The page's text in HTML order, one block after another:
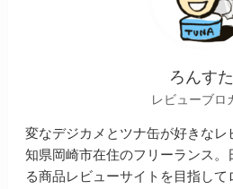
ろんすた
レビューブロ
変なデジカメとツナ缶が好きな
知県岡崎市在住のフリーランス
る商品レビューサイトを目指して